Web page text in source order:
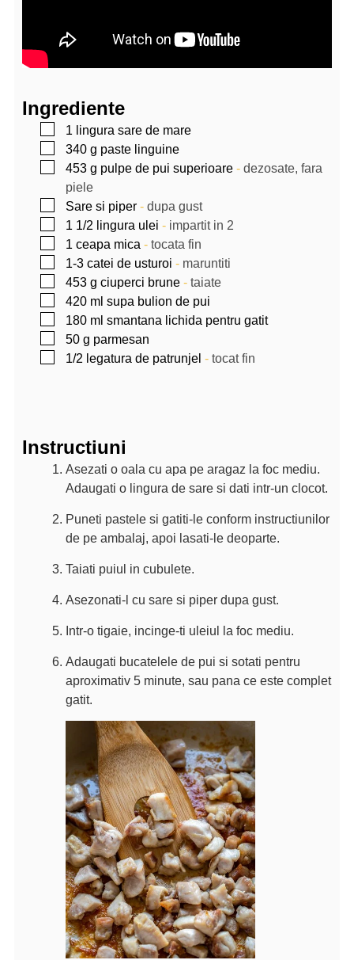
Ingrediente
▢
1 lingura sare de mare
▢
340 g paste linguine
▢
453 g pulpe de pui superioare- dezosate, fara
piele
▢
Sare si piper- dupa gust
▢
1 1/2 lingura ulei - impartit in 2
▢
1 ceapa mica - tocata fin
▢
1-3 catei de usturoi - maruntiti
▢
453 g ciuperci brune- taiate
▢
420 ml supa bulion de pui
▢
180 ml smantana lichida pentru gatit
▢
50 g parmesan
▢
1/2 legatura de patrunjel - tocat fin
Instructiuni
Asezati o oala cu apa pe aragaz la foc mediu.
Adaugati o lingura de sare si dati intr-un clocot.
Puneti pastele si gatiti-le conform instructiunilor
de pe ambalaj, apoi lasati-le deoparte.
Taiati puiul in cubulete.
Asezonati-l cu sare si piper dupa gust.
Intr-o tigaie, incinge-ti uleiul la foc mediu.
Adaugati bucatelele de pui si sotati pentru
aproximativ 5 minute, sau pana ce este complet
gatit.